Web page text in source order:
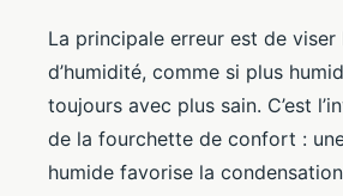
La principale erreur est de viser
d’humidité, comme si plus
toujours avec plus sain. C’est
de la fourchette de confort :
humide favorise la